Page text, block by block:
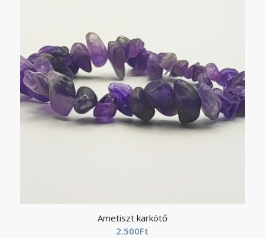
Ametiszt karkötő
2.500Ft